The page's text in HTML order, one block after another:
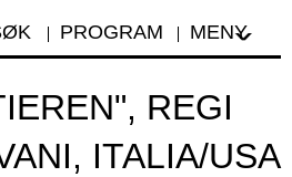
PROGRAM MENY
REGI
ITALIA/USA